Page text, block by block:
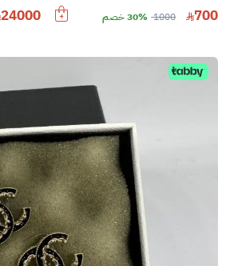
700
1000 30% خصم 24000